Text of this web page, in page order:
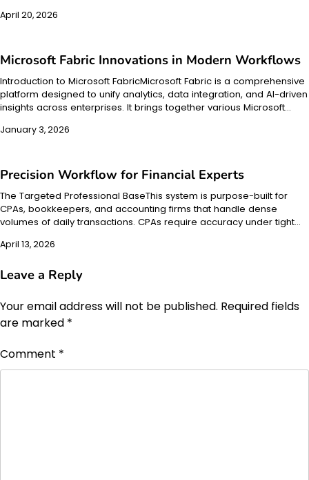
April 20, 2026
Microsoft Fabric Innovations in Modern Workflows
Introduction to Microsoft FabricMicrosoft Fabric is a comprehensive
platform designed to unify analytics, data integration, and AI-driven
insights across enterprises. It brings together various Microsoft…
January 3, 2026
Precision Workflow for Financial Experts
The Targeted Professional BaseThis system is purpose-built for
CPAs, bookkeepers, and accounting firms that handle dense
volumes of daily transactions. CPAs require accuracy under tight…
April 13, 2026
Leave a Reply
Your email address will not be published. Required fields
are marked *
Comment *